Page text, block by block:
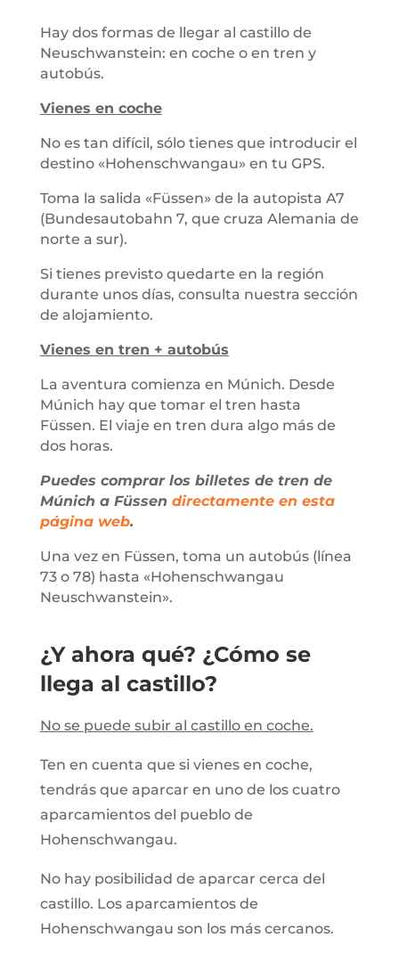
Hay dos formas de llegar al castillo de
Neuschwanstein: en coche o en tren y
autobús.
Vienes en coche
No es tan difícil, sólo tienes que introducir el
destino «Hohenschwangau» en tu GPS.
Toma la salida «Füssen» de la autopista A7
(Bundesautobahn 7, que cruza Alemania de
norte a sur).
Si tienes previsto quedarte en la región
durante unos días, consulta nuestra sección
de alojamiento.
Vienes en tren + autobús
La aventura comienza en Múnich. Desde
Múnich hay que tomar el tren hasta
Füssen. El viaje en tren dura algo más de
dos horas.
Puedes comprar los billetes de tren de
Múnich a Füssen directamente en esta
página web.
Una vez en Füssen, toma un autobús (línea
73 o 78) hasta «Hohenschwangau
Neuschwanstein».
¿Y ahora qué? ¿Cómo se
llega al castillo?
No se puede subir al castillo en coche.
Ten en cuenta que si vienes en coche,
tendrás que aparcar en uno de los cuatro
aparcamientos del pueblo de
Hohenschwangau.
No hay posibilidad de aparcar cerca del
castillo. Los aparcamientos de
Hohenschwangau son los más cercanos.